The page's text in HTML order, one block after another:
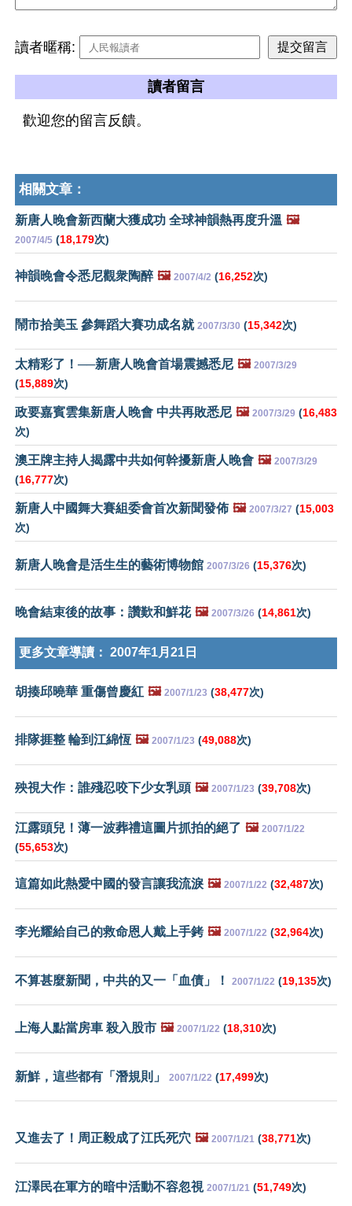
讀者暱稱:
讀者留言
歡迎您的留言反饋。
相關文章：
新唐人晚會新西蘭大獲成功 全球神韻熱再度升溫 🖼️
2007/4/5 (18,179次)
神韻晚會令悉尼觀衆陶醉 🖼️ 2007/4/2 (16,252次)
鬧市拾美玉 參舞蹈大賽功成名就 2007/3/30 (15,342次)
太精彩了！──新唐人晚會首場震撼悉尼 🖼️ 2007/3/29
(15,889次)
政要嘉賓雲集新唐人晚會 中共再敗悉尼 🖼️ 2007/3/29 (16,483
次)
澳王牌主持人揭露中共如何幹擾新唐人晚會 🖼️ 2007/3/29
(16,777次)
新唐人中國舞大賽組委會首次新聞發佈 🖼️ 2007/3/27 (15,003
次)
新唐人晚會是活生生的藝術博物館 2007/3/26 (15,376次)
晚會結束後的故事：讚歎和鮮花 🖼️ 2007/3/26 (14,861次)
更多文章導讀： 2007年1月21日
胡揍邱曉華 重傷曾慶紅 🖼️ 2007/1/23 (38,477次)
排隊捱整 輪到江綿恆 🖼️ 2007/1/23 (49,088次)
殃視大作：誰殘忍咬下少女乳頭 🖼️ 2007/1/23 (39,708次)
江露頭兒！薄一波葬禮這圖片抓拍的絕了 🖼️ 2007/1/22
(55,653次)
這篇如此熱愛中國的發言讓我流淚 🖼️ 2007/1/22 (32,487次)
李光耀給自己的救命恩人戴上手銬 🖼️ 2007/1/22 (32,964次)
不算甚麼新聞，中共的又一「血債」！ 2007/1/22 (19,135次)
上海人點當房車 殺入股市 🖼️ 2007/1/22 (18,310次)
新鮮，這些都有「潛規則」 2007/1/22 (17,499次)
又進去了！周正毅成了江氏死穴 🖼️ 2007/1/21 (38,771次)
江澤民在軍方的暗中活動不容忽視 2007/1/21 (51,749次)